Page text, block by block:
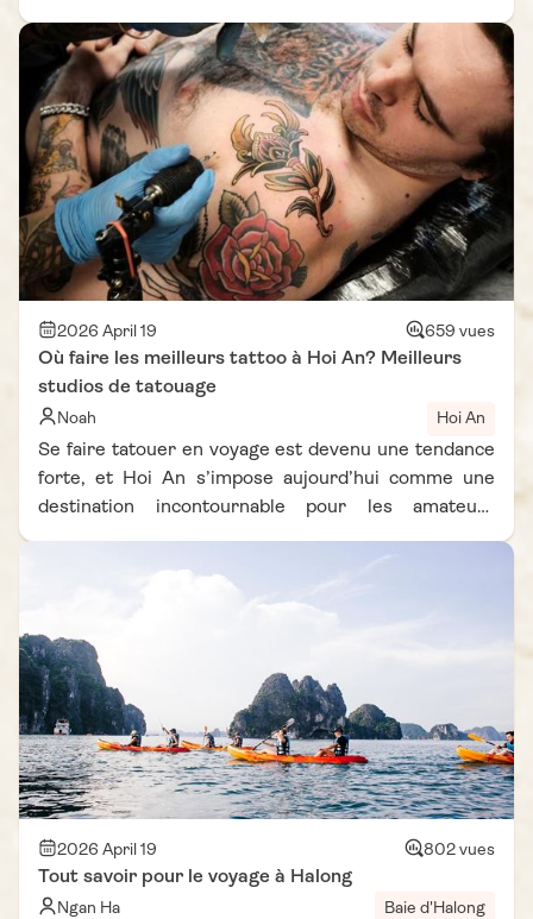
escapade offre un subtil mélange de paysages
verdoyants, de rencontres humaines et
d’expériences culturelles immersives. Entre les
rizières paisibles de Mai Chau et l’atmosphère
préservée de Mai Hich, ce voyage séduit les
amoureux de nature et de traditions. À travers ce
guide du carnet de voyage Vietnam Vie d’Asie, partez
à la découverte d’un itinéraire riche en émotions,
idéal pour explorer le nord du Vietnam autrement,
tout en profitant d’un séjour équilibré entre détente,
exploration et partage.
2026 April 19 659 vues
Où faire les meilleurs tattoo à Hoi An? Meilleurs
studios de tatouage
Noah Hoi An
Se faire tatouer en voyage est devenu une tendance
forte, et Hoi An s’impose aujourd’hui comme une
destination incontournable pour les amateurs
toutefois un minimum de recherche pour garantir
hygiène et professionnalisme. Dans cet article
inspiré d’un carnet de voyage Vietnam Vie D'Asie, on
vous guide pour savoir où se faire tatouer à Hoi An,
quels sont les meilleurs tattoo studio à Hoi An et
combien prévoir en budget. De quoi profiter
pleinement de vos tatouages à Hoi An en toute
sérénité.
2026 April 19 802 vues
Tout savoir pour le voyage à Halong
Ngan Ha Baie d'Halong